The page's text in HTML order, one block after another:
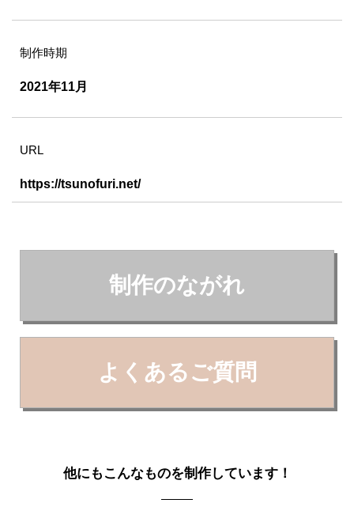
制作時期
2021年11月
URL
https://tsunofuri.net/
制作のながれ
よくあるご質問
他にもこんなものを制作しています！